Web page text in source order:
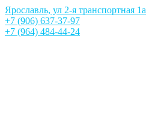
Ярославль, ул 2-я транспортная 1а
+7 (906) 637-37-97
+7 (964) 484-44-24